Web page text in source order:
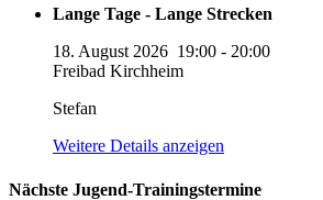
Lange Tage - Lange Strecken
18. August 2026 19:00 - 20:00
Freibad Kirchheim
Stefan
Weitere Details anzeigen
Nächste Jugend-Trainingstermine